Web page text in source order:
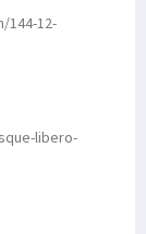
144-12-
libero-